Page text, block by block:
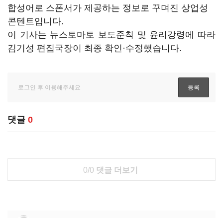
합성어로 스폰서가 제공하는 정보로 꾸며진 상업성
콘텐트입니다.
이 기사는 뉴스토마토 보도준칙 및 윤리강령에 따라
김기성 편집국장이 최종 확인·수정했습니다.
댓글 0
0/0 댓글 더보기